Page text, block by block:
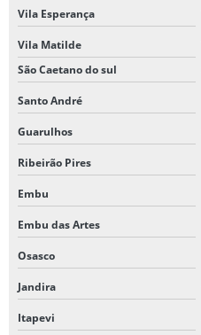
Vila Esperança
Vila Matilde
São Caetano do sul
Santo André
Guarulhos
Ribeirão Pires
Embu
Embu das Artes
Osasco
Jandira
Itapevi